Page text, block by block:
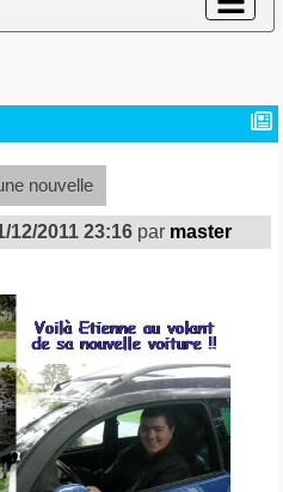
nouvelle
12/2011 23:16par master